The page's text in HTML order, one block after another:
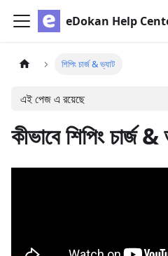
eDokan Help
শিপিং চার্জ & ভ্যাট
এই পেজ এ রয়েছে
কীভাবে শিপিং চার্জ